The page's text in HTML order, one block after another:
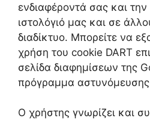
ενδιαφέροντά σας και
ιστολόγιό μας και σε
διαδίκτυο. Μπορείτε να
χρήση του cookie DART
σελίδα διαφημίσεων της
πρόγραμμα αστυνόμευσης
Ο χρήστης γνωρίζει και